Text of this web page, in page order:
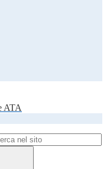
ATA